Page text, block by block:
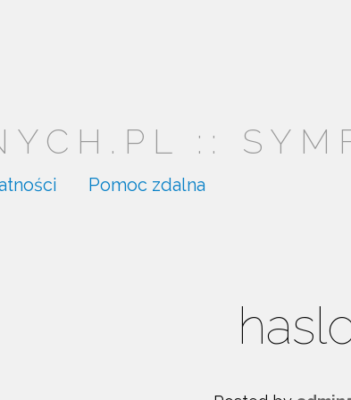
::
Pomoc zdalna